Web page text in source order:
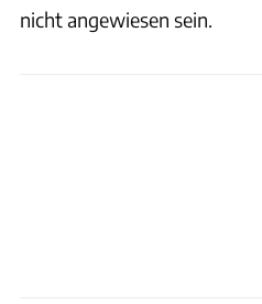
nicht angewiesen sein.